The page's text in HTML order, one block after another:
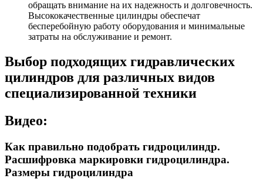
обращать внимание на их надежность и долговечность.
Высококачественные цилиндры обеспечат
бесперебойную работу оборудования и минимальные
затраты на обслуживание и ремонт.
Выбор подходящих гидравлических
цилиндров для различных видов
специализированной техники
Видео:
Как правильно подобрать гидроцилиндр.
Расшифровка маркировки гидроцилиндра.
Размеры гидроцилиндра